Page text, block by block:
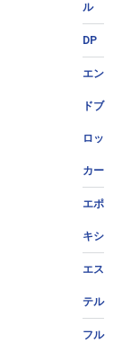
ル
DP
エン
ドブ
ロッ
カー
エポ
キシ
エス
テル
フル